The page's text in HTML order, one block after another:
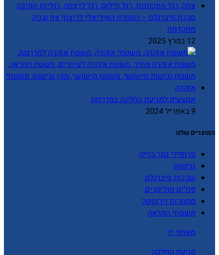
סבכת פיברגלס – הפתרון האידיאלי לריצוף צף ובניה
מתקדמת
12 במרץ 2025
אמצעים למניעת החלקה במדרגות
9 באפריל 2024
המוצרים שלנו
פרופילי גמר בנייה
נגישות
שבכות פיברגלס
פנלים פולימרים
מסמרות נירוסטה
משטחי התראה
מאחזי יד
מניעת החלקה